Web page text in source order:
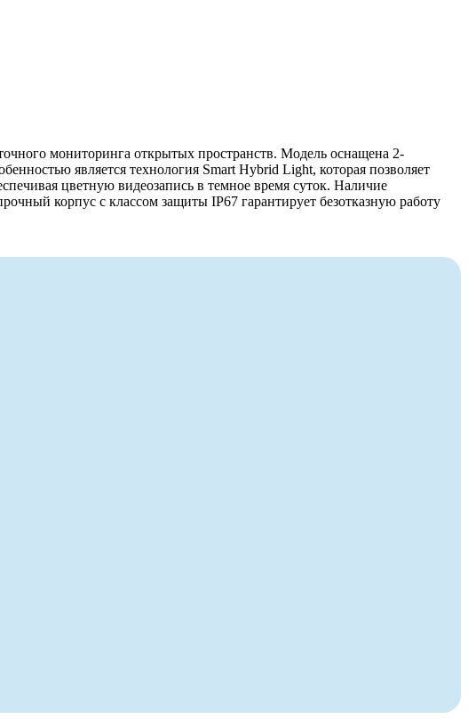
мониторинга открытых пространств. Модель оснащена 2-
является технология Smart Hybrid Light, которая позволяет
цветную видеозапись в темное время суток. Наличие
корпус с классом защиты IP67 гарантирует безотказную работу